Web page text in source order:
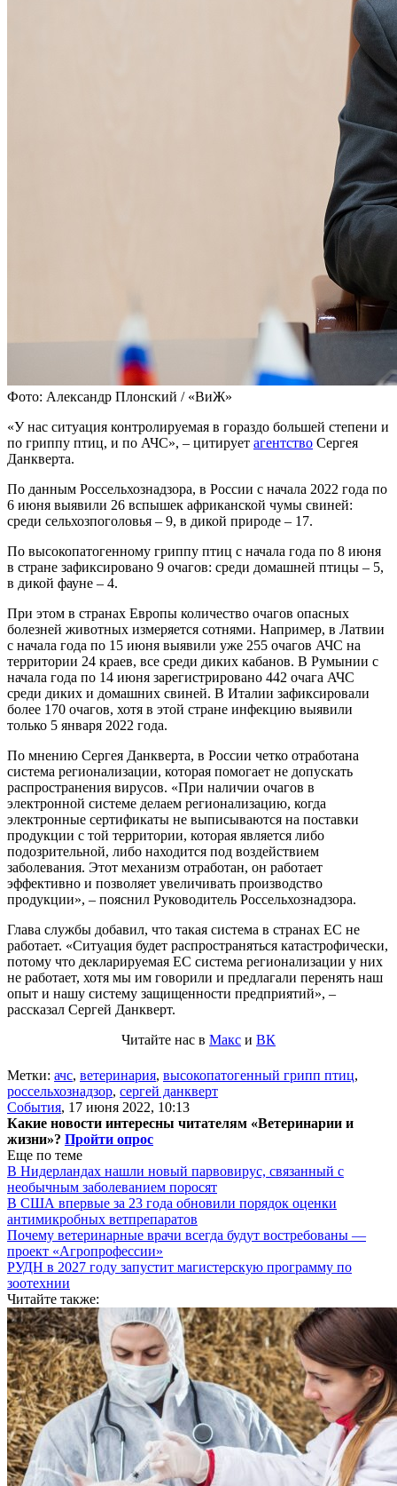
Фото: Александр Плонский / «ВиЖ»
«У нас ситуация контролируемая в гораздо большей степени и
по гриппу птиц, и по АЧС», – цитирует агентство Сергея
Данкверта.
По данным Россельхознадзора, в России с начала 2022 года по
6 июня выявили 26 вспышек африканской чумы свиней:
среди сельхозпоголовья – 9, в дикой природе – 17.
По высокопатогенному гриппу птиц с начала года по 8 июня
в стране зафиксировано 9 очагов: среди домашней птицы – 5,
в дикой фауне – 4.
При этом в странах Европы количество очагов опасных
болезней животных измеряется сотнями. Например, в Латвии
с начала года по 15 июня выявили уже 255 очагов АЧС на
территории 24 краев, все среди диких кабанов. В Румынии с
начала года по 14 июня зарегистрировано 442 очага АЧС
среди диких и домашних свиней. В Италии зафиксировали
более 170 очагов, хотя в этой стране инфекцию выявили
только 5 января 2022 года.
По мнению Сергея Данкверта, в России четко отработана
система регионализации, которая помогает не допускать
распространения вирусов. «При наличии очагов в
электронной системе делаем регионализацию, когда
электронные сертификаты не выписываются на поставки
продукции с той территории, которая является либо
подозрительной, либо находится под воздействием
заболевания. Этот механизм отработан, он работает
эффективно и позволяет увеличивать производство
продукции», – пояснил Руководитель Россельхознадзора.
Глава службы добавил, что такая система в странах ЕС не
работает. «Ситуация будет распространяться катастрофически,
потому что декларируемая ЕС система регионализации у них
не работает, хотя мы им говорили и предлагали перенять наш
опыт и нашу систему защищенности предприятий», –
рассказал Сергей Данкверт.
Читайте нас в Макс и ВК
Метки: ачс, ветеринария, высокопатогенный грипп птиц,
россельхознадзор, сергей данкверт
События, 17 июня 2022, 10:13
Какие новости интересны читателям «Ветеринарии и
жизни»? Пройти опрос
Еще по теме
В Нидерландах нашли новый парвовирус, связанный с
необычным заболеванием поросят
В США впервые за 23 года обновили порядок оценки
антимикробных ветпрепаратов
Почему ветеринарные врачи всегда будут востребованы —
проект «Агропрофессии»
РУДН в 2027 году запустит магистерскую программу по
зоотехнии
Читайте также: